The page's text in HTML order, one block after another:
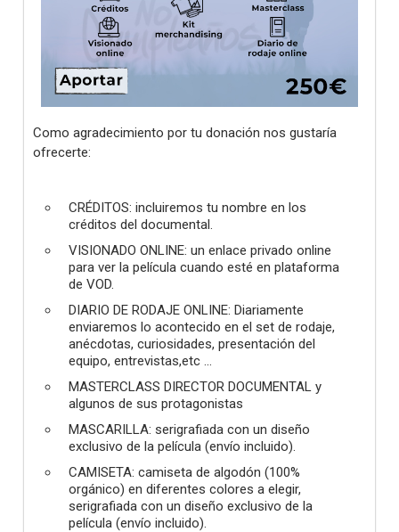
Como agradecimiento por tu donación nos gustaría
ofrecerte:
CRÉDITOS: incluiremos tu nombre en los
créditos del documental.
VISIONADO ONLINE: un enlace privado online
para ver la película cuando esté en plataforma
de VOD.
DIARIO DE RODAJE ONLINE: Diariamente
enviaremos lo acontecido en el set de rodaje,
anécdotas, curiosidades, presentación del
equipo, entrevistas,etc ...
MASTERCLASS DIRECTOR DOCUMENTAL y
algunos de sus protagonistas
MASCARILLA: serigrafiada con un diseño
exclusivo de la película (envío incluido).
CAMISETA: camiseta de algodón (100%
orgánico) en diferentes colores a elegir,
serigrafiada con un diseño exclusivo de la
película (envío incluido).